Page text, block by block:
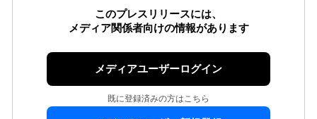
このプレスリリースには、
メディア関係者向けの情報があります
メディアユーザーログイン
既に登録済みの方はこちら